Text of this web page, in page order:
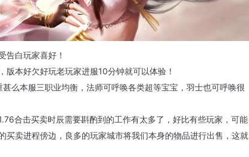
告白玩家喜好！
本好欠好玩老玩家进服10分钟就可以体验！
么本服三职业均衡，法师可呼唤各类超等宝宝，羽士也可呼唤很
合击买卖时辰需要斟酌到的工作有太多了，好比有些玩家，可能
买卖进程傍边，良多的玩家城市将我们本身的物品进行出售，这就